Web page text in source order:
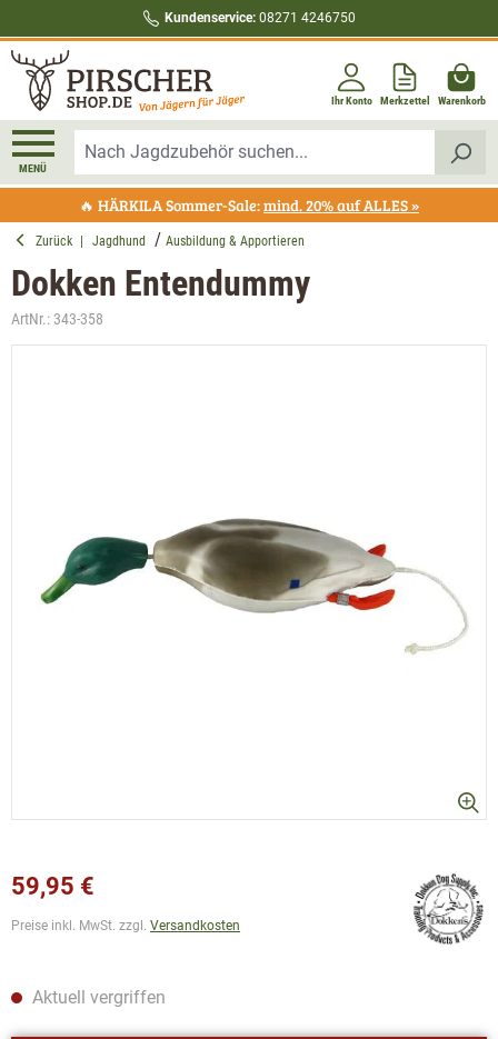
Kundenservice: 08271 4246750
Ihr Konto Merkzettel Warenkorb
MENÜ
🔥 HÄRKILA Sommer-Sale:mind. 20% auf ALLES »
Zurück Jagdhund Ausbildung & Apportieren
Dokken Entendummy
ArtNr.: 343-358
59,95 €
Preise inkl. MwSt. zzgl. Versandkosten
Aktuell vergriffen